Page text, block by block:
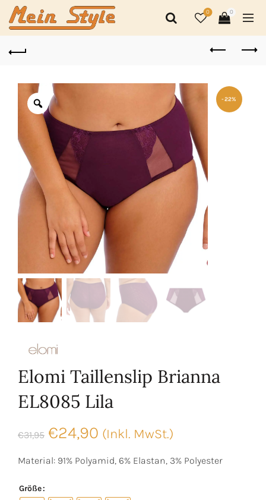
0 0
-22%
Elomi Taillenslip Brianna
EL8085 Lila
€31,95 Ursprünglicher
Preis
€24,90 Aktueller
Preis
(Inkl. MwSt.)
Material: 91% Polyamid, 6% Elastan, 3% Polyester
Größe